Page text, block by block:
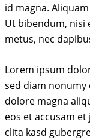
id magna.
Ut bibendum, nisi
metus, nec
Lorem ipsum
sed diam
dolore magna
eos et accusam
clita kasd